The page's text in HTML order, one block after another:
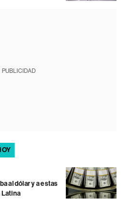
PUBLICIDAD
al dólar y a estas
Latina